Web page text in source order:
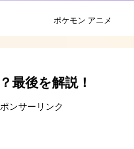
ポケモン アニメ
最後を解説！
ンサーリンク